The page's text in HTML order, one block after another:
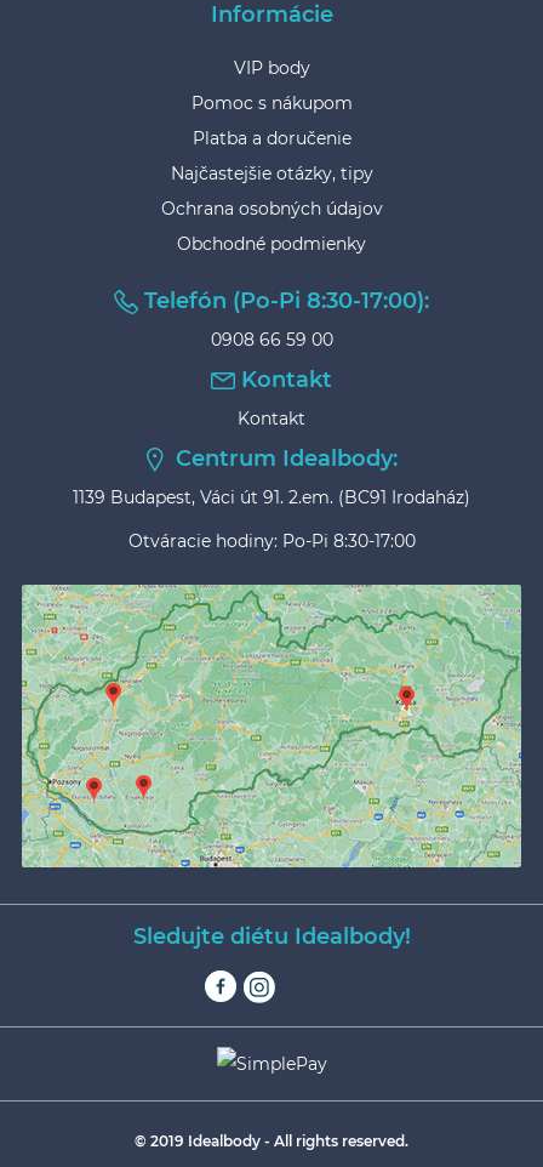
Informácie
VIP body
Pomoc s nákupom
Platba a doručenie
Najčastejšie otázky, tipy
Ochrana osobných údajov
Obchodné podmienky
Telefón (Po-Pi 8:30-17:00):
0908 66 59 00
Kontakt
Kontakt
Centrum Idealbody:
1139 Budapest, Váci út 91. 2.em. (BC91 Irodaház)
Otváracie hodiny: Po-Pi 8:30-17:00
Sledujte diétu Idealbody!
© 2019 Idealbody - All rights reserved.